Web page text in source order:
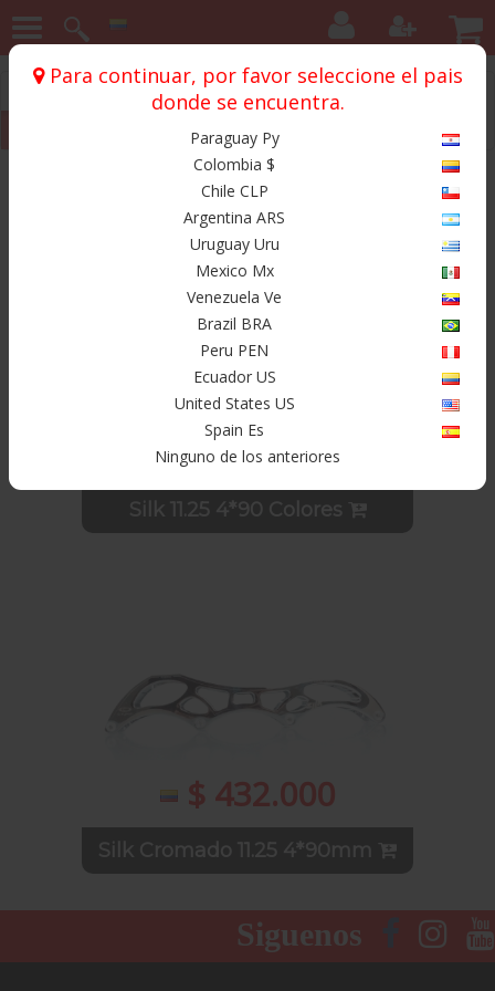
Inicio Chasis City Run
City Run Silk
Productos
$ 402.000
$ 432.000
Siguenos
Para continuar, por favor seleccione el pais
donde se encuentra.
Paraguay Py
Colombia $
Chile CLP
Argentina ARS
Uruguay Uru
Mexico Mx
Venezuela Ve
Brazil BRA
Peru PEN
Ecuador US
United States US
Spain Es
Ninguno de los anteriores